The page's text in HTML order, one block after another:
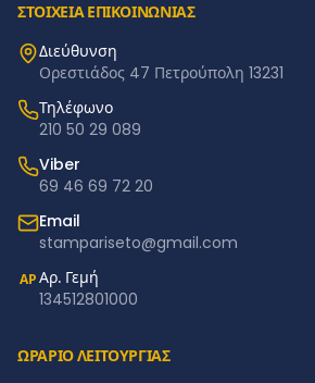
ΣΤΟΙΧΕΙΑ ΕΠΙΚΟΙΝΩΝΙΑΣ
Διεύθυνση
Ορεστιάδος 47 Πετρούπολη 13231
Τηλέφωνο
210 50 29 089
Viber
69 46 69 72 20
Email
stampariseto@gmail.com
ΑΡΑρ. Γεμή
134512801000
ΩΡΑΡΙΟ ΛΕΙΤΟΥΡΓΙΑΣ